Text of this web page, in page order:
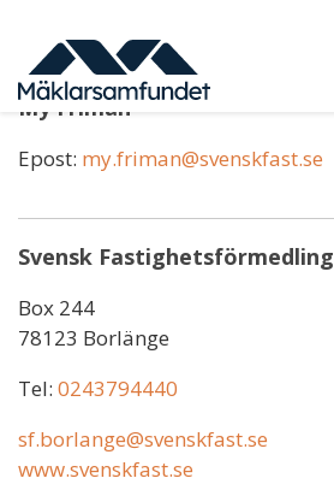
huvudinnehåll
My Friman
Epost: my.friman@svenskfast.se
Svensk Fastighetsförmedling
Box 244
78123 Borlänge
Tel: 0243794440
sf.borlange@svenskfast.se
www.svenskfast.se